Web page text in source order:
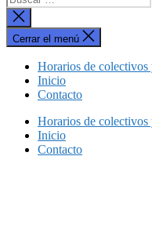
Cerrar el menú
Horarios de colectivos
Inicio
Contacto
Horarios de colectivos
Inicio
Contacto